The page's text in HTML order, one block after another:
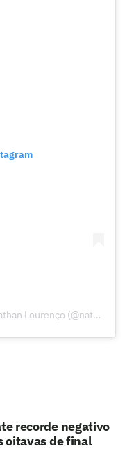
Uma publicação compartilhada por Nathan Lourenço (@nathanlourenco_05)
recorde negativo
oitavas de final